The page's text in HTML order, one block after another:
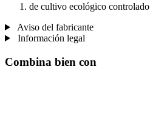
de cultivo ecológico controlado
Aviso del fabricante
Información legal
Combina bien con